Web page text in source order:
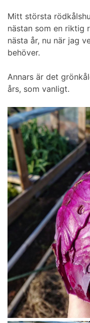
Mitt största
nästan som en riktig
nästa år, nu när jag
behöver.
Annars är det
års, som vanligt.